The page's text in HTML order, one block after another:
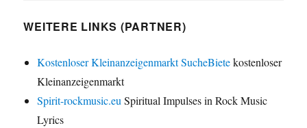
WEITERE LINKS (PARTNER)
Kostenloser Kleinanzeigenmarkt SucheBietekostenloser
Kleinanzeigenmarkt
Spirit-rockmusic.euSpiritual Impulses in Rock Music
Lyrics